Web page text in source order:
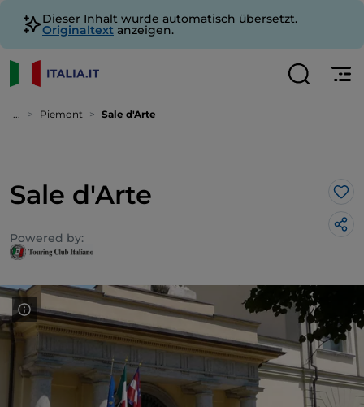
Dieser Inhalt wurde automatisch übersetzt.
Originaltext anzeigen.
... Piemont Sale d'Arte
Sale d'Arte
Powered by: